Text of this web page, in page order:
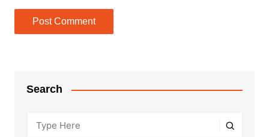
Search